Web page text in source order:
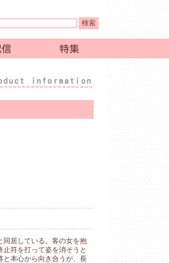
特集
information
同居している。客の女を抱
符を打って姿を消そうと
と本心から向き合うが、長